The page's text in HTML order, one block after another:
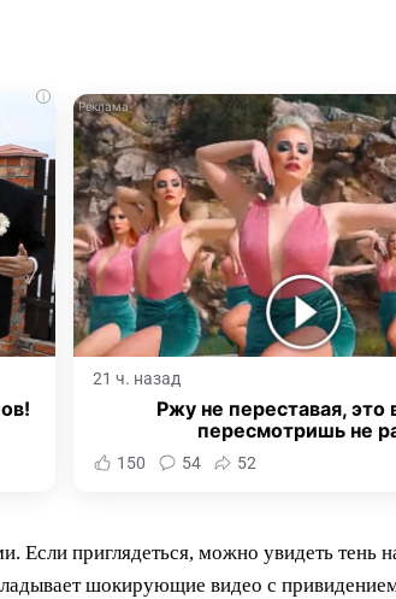
i
21 ч. назад
Ржу не переставая, это
пересмотришь не
150 54 52
Если приглядеться, можно увидеть тень
шокирующие видео с